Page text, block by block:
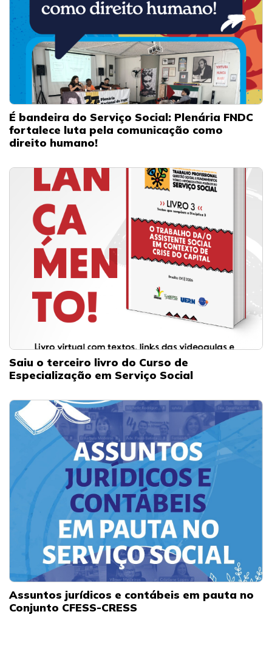
É bandeira do Serviço Social: Plenária FNDC
fortalece luta pela comunicação como
direito humano!
Saiu o terceiro livro do Curso de
Especialização em Serviço Social
Assuntos jurídicos e contábeis em pauta no
Conjunto CFESS-CRESS